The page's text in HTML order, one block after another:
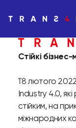
Стійкі
1`8 лютого
Industry 4.0, які
стійким, на
міжнародних